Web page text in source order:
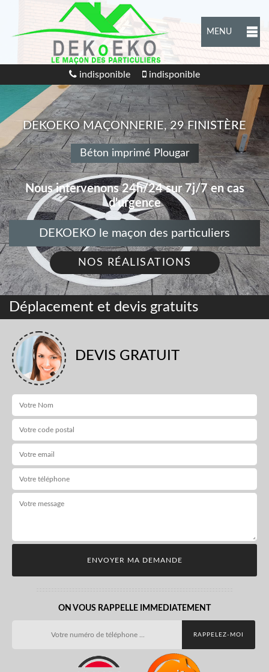
MENU
indisponible indisponible
DEKOEKO MAÇONNERIE, 29 FINISTÈRE
Béton imprimé Plougar
Nous intervenons 24h/24 sur 7j/7 en cas
d'urgence
DEKOEKO le maçon des particuliers
NOS RÉALISATIONS
Déplacement et devis gratuits
DEVIS GRATUIT
ON VOUS RAPPELLE IMMEDIATEMENT